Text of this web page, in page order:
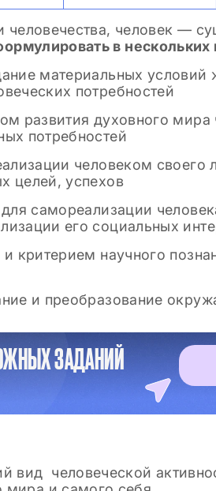
человек —
в нескольких
материальных условий
потребностей
развития духовного
потребностей
человеком своего
целей, успехов
самореализации
его социальных
критерием научного
и преобразование
ЗАДАНИЙ
вид человеческой